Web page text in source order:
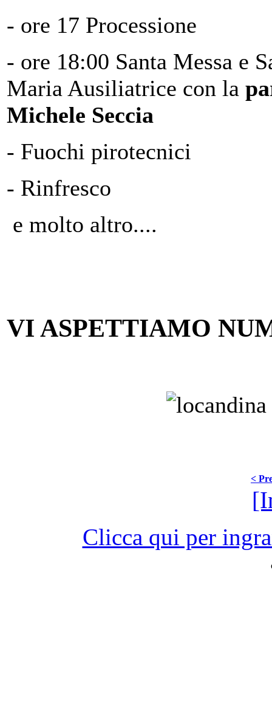
- ore 17 Processione
- ore 18:00 Santa Messa e
Maria Ausiliatrice con la
Michele Seccia
- Fuochi pirotecnici
- Rinfresco
e molto altro....
VI ASPETTIAMO
<
Clicca qui per